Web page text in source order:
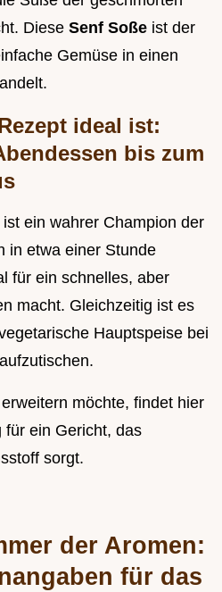
Diese Senf Soße ist der
Gemüse in einen
ideal ist:
bis zum
ist ein wahrer Champion der
in etwa einer Stunde
für ein schnelles, aber
macht. Gleichzeitig ist es
Hauptspeise bei
möchte, findet hier
für ein Gericht, das
sorgt.
der Aromen:
für das